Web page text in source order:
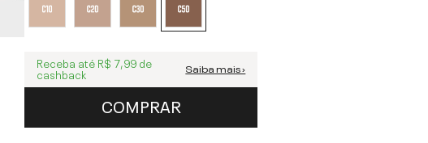
Receba até R$ 7,99 de
cashback Saiba mais ›
COMPRAR